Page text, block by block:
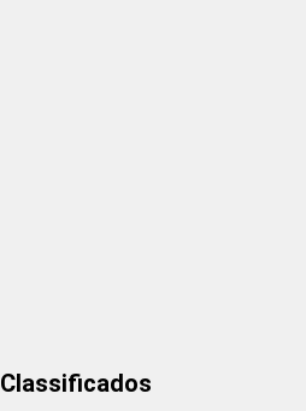
Classificados